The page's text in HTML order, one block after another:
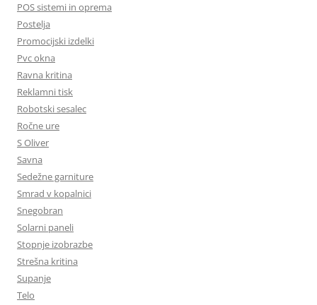
POS sistemi in oprema
Postelja
Promocijski izdelki
Pvc okna
Ravna kritina
Reklamni tisk
Robotski sesalec
Ročne ure
S Oliver
Savna
Sedežne garniture
Smrad v kopalnici
Snegobran
Solarni paneli
Stopnje izobrazbe
Strešna kritina
Supanje
Telo